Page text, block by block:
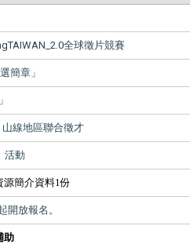
全球徵片競賽
簡章」
山線地區聯合徵才
活動
源簡介資料1份
開放報名。
助